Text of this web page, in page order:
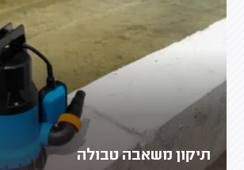
תיקון משאבה טבולה